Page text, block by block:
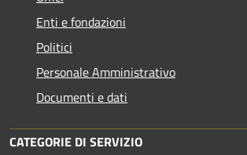
Enti e fondazioni
Politici
Personale Amministrativo
Documenti e dati
CATEGORIE DI SERVIZIO